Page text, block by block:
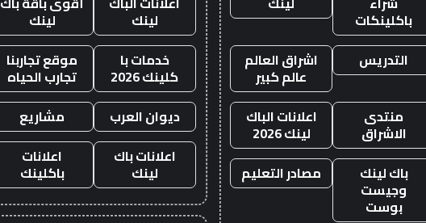
باكلينكات
التدريس اشراق العالم
عالم كبير
منتدى
الاشراق
اعلانات الباك
لينك 2026
باك لينك
وجيست
بوست
مصادر التعليم
لينك
لينك
خدمات با
كلينك 2026
موقع تجاربنا
تجارب الحياه
ديوان العرب
مشاريع
اعلانات باك
لينك
اعلانات
باكلينك